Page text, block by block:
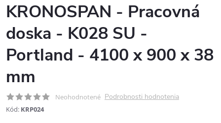
KRONOSPAN - Pracovná
doska - K028 SU -
Portland - 4100 x 900 x 38
mm
Neohodnotené Podrobnosti hodnotenia
Kód: KRP024